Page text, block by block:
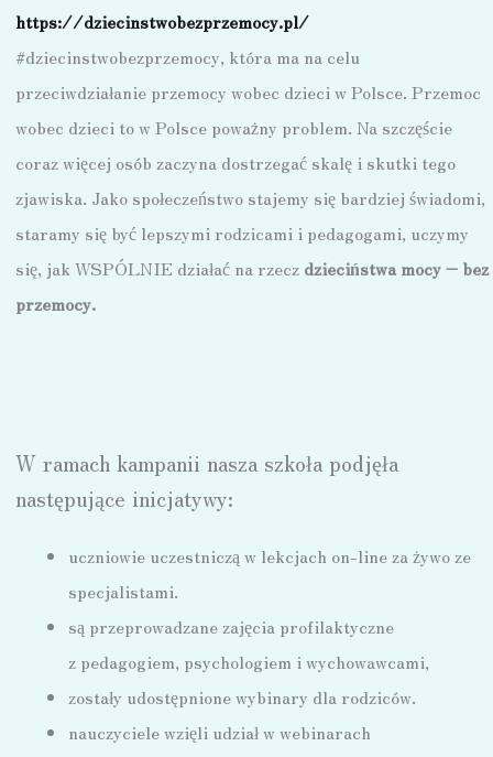
https://dziecinstwobezprzemocy.pl/
#dziecinstwobezprzemocy, która ma na celu
przeciwdziałanie przemocy wobec dzieci w Polsce. Przemoc
wobec dzieci to w Polsce poważny problem. Na szczęście
coraz więcej osób zaczyna dostrzegać skalę i skutki tego
zjawiska. Jako społeczeństwo stajemy się bardziej świadomi,
staramy się być lepszymi rodzicami i pedagogami, uczymy
się, jak WSPÓLNIE działać na rzecz dzieciństwa mocy – bez
przemocy.
W ramach kampanii nasza szkoła podjęła
następujące inicjatywy:
uczniowie uczestniczą w lekcjach on-line za żywo ze
specjalistami.
są przeprowadzane zajęcia profilaktyczne
z pedagogiem, psychologiem i wychowawcami,
zostały udostępnione wybinary dla rodziców.
nauczyciele wzięli udział w webinarach